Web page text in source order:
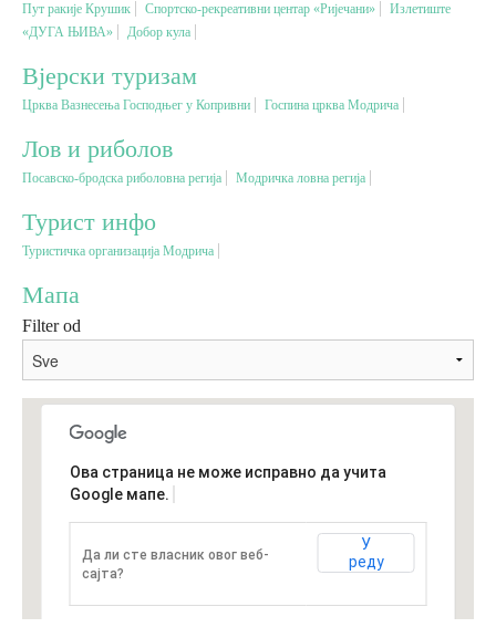
Вјерски туризам
Авантура
Еко туризам
Културни туризам
Лов и риболов
Сеоски туризам
Омладински туризам
Дестинације
Списак дестинација
Пут ракије Крушик Спортско-рекреативни центар «Ријечани»
Излетиште
«ДУГА ЊИВА»
Добор кула
Вјерски туризам
Црква Вазнесења Господњег у Копривни Госпина црква Модрича
Лов и риболов
Посавско-бродска риболовна регија Модричка ловна регија
Турист инфо
Туристичка организација Модрича
Мапа
Filter od
Ова страница не може исправно да учита
Google мапе.
Да ли сте власник овог веб-
сајта?
У
реду